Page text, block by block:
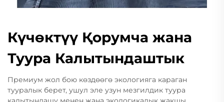
Күчөктүү Қорумча жана
Туура Калытындаштык
Премиум жол бою көздөөгө экологияга караган
тууралык берет, ушул эле узун мезгилдик туура